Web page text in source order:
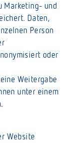
Marketing- und
Daten,
Person
oder
Weitergabe
unter einem
Website